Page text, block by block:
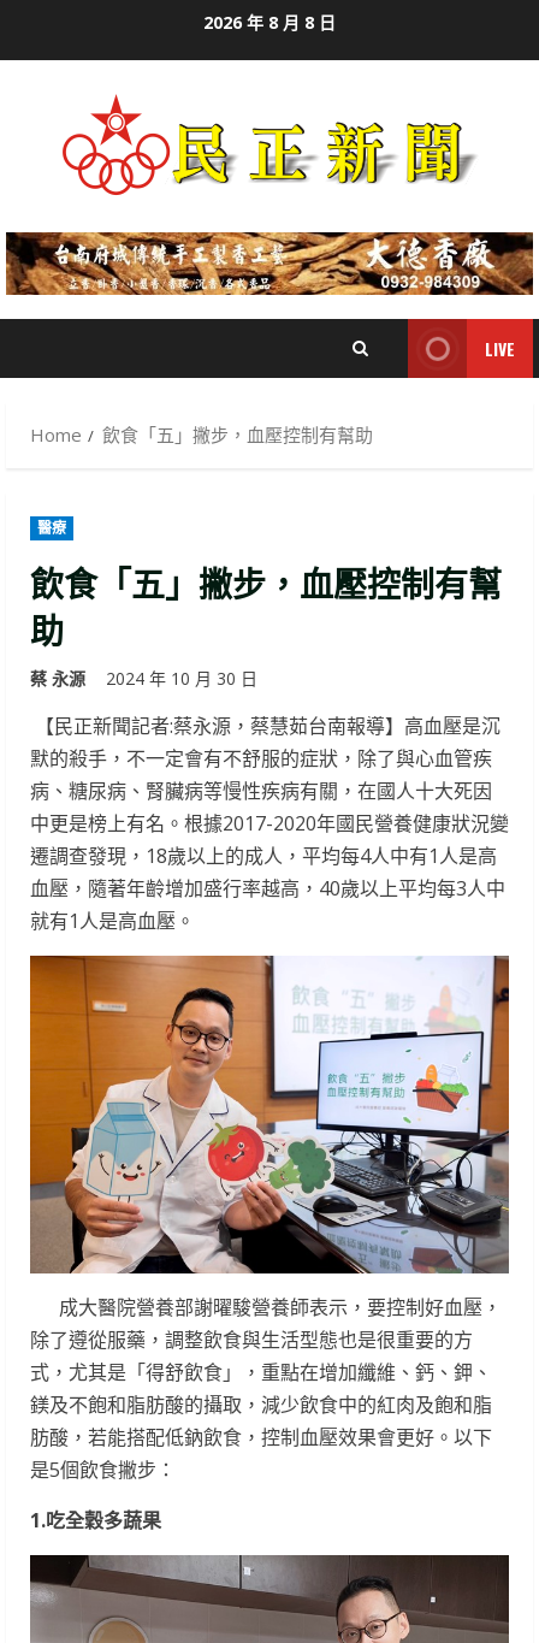
2026 年 8 月 8 日
LIVE
Home 飲食「五」撇步，血壓控制有幫助
醫療
飲食「五」撇步，血壓控制有幫
助
蔡 永源 2024 年 10 月 30 日
【民正新聞記者:蔡永源，蔡慧茹台南報導】高血壓是沉
默的殺手，不一定會有不舒服的症狀，除了與心血管疾
病、糖尿病、腎臟病等慢性疾病有關，在國人十大死因
中更是榜上有名。根據2017-2020年國民營養健康狀況變
遷調查發現，18歲以上的成人，平均每4人中有1人是高
血壓，隨著年齡增加盛行率越高，40歲以上平均每3人中
就有1人是高血壓。
成大醫院營養部謝曜駿營養師表示，要控制好血壓，
除了遵從服藥，調整飲食與生活型態也是很重要的方
式，尤其是「得舒飲食」，重點在增加纖維、鈣、鉀、
鎂及不飽和脂肪酸的攝取，減少飲食中的紅肉及飽和脂
肪酸，若能搭配低鈉飲食，控制血壓效果會更好。以下
是5個飲食撇步：
1.吃全穀多蔬果